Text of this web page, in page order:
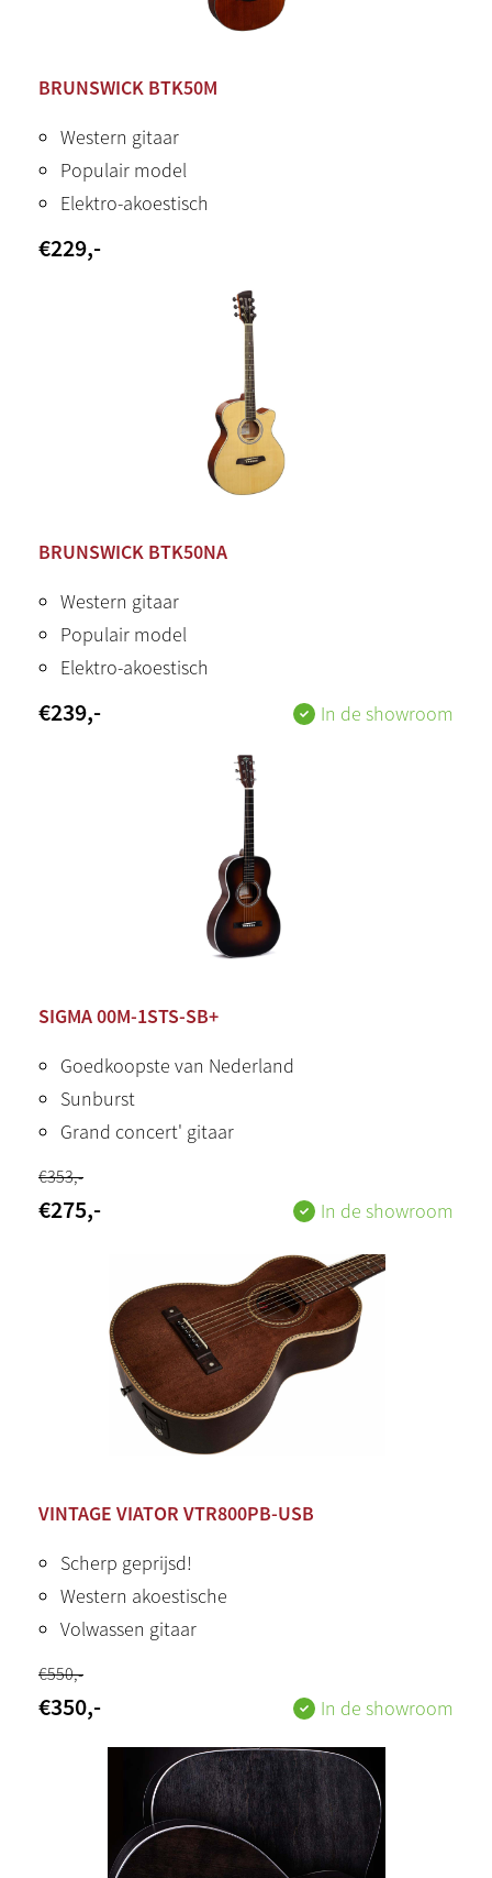
BRUNSWICK BTK50M
Western gitaar
Populair model
Elektro-akoestisch
€229,-
BRUNSWICK BTK50NA
Western gitaar
Populair model
Elektro-akoestisch
€239,- In de showroom
SIGMA 00M-1STS-SB+
Goedkoopste van Nederland
Sunburst
Grand concert' gitaar
€353,-
€275,- In de showroom
VINTAGE VIATOR VTR800PB-USB
Scherp geprijsd!
Western akoestische
Volwassen gitaar
€550,-
€350,- In de showroom